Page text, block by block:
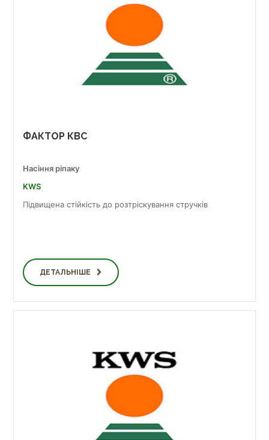
ФАКТОР КВС
Насіння ріпаку
KWS
Підвищена стійкість до розтріскування стручків
ДЕТАЛЬНІШЕ